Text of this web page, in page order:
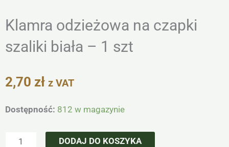
Klamra odzieżowa na czapki
szaliki biała – 1 szt
2,70 zł z VAT
Dostępność: 812 w magazynie
ilość
odzieżowa
DODAJ DO KOSZYKA